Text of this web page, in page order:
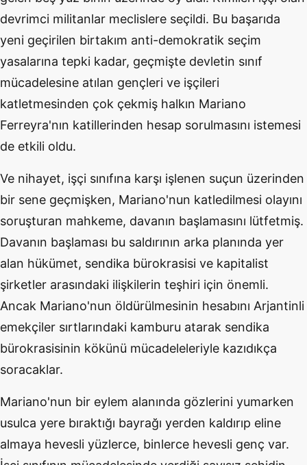
devrimci militanlar meclislere seçildi. Bu başarıda
yeni geçirilen birtakım anti-demokratik seçim
yasalarına tepki kadar, geçmişte devletin sınıf
mücadelesine atılan gençleri ve işçileri
katletmesinden çok çekmiş halkın Mariano
Ferreyra'nın katillerinden hesap sorulmasını istemesi
de etkili oldu.
Ve nihayet, işçi sınıfına karşı işlenen suçun üzerinden
bir sene geçmişken, Mariano'nun katledilmesi olayını
soruşturan mahkeme, davanın başlamasını lütfetmiş.
Davanın başlaması bu saldırının arka planında yer
alan hükümet, sendika bürokrasisi ve kapitalist
şirketler arasındaki ilişkilerin teşhiri için önemli.
Ancak Mariano'nun öldürülmesinin hesabını Arjantinli
emekçiler sırtlarındaki kamburu atarak sendika
bürokrasisinin kökünü mücadeleleriyle kazıdıkça
soracaklar.
Mariano'nun bir eylem alanında gözlerini yumarken
usulca yere bıraktığı bayrağı yerden kaldırıp eline
almaya hevesli yüzlerce, binlerce hevesli genç var.